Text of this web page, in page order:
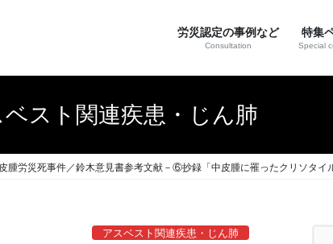
労災認定の事例など
Consultation
特集
Special
ベスト関連疾患・じん肺
腫労災死事件／鈴木意見書参考文献－⑥抄録「中皮腫に罹ったクリソタイ
アスベスト関連疾患・じん肺